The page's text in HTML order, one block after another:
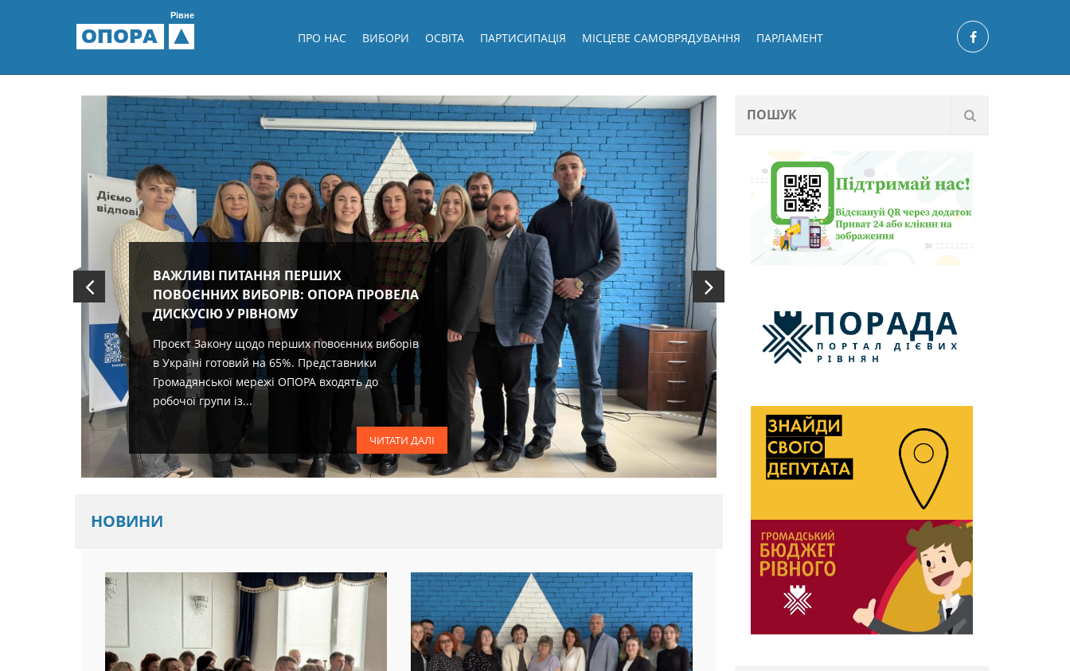
ОПОРА
Рівне
ПРО НАС ВИБОРИ ОСВІТА ПАРТИСИПАЦІЯ МІСЦЕВЕ САМОВРЯДУВАННЯ ПАРЛАМЕНТ
ВАЖЛИВІ ПИТАННЯ ПЕРШИХ
ПОВОЄННИХ ВИБОРІВ: ОПОРА ПРОВЕЛА
ДИСКУСІЮ У РІВНОМУ
Проєкт Закону щодо перших повоєнних виборів
в Україні готовий на 65%. Представники
Громадянської мережі ОПОРА входять до
робочої групи із...
ЧИТАТИ ДАЛІ
ЗНАННЯ, РЕСУРСИ ТА ЛЮДИ: ЩО ЩЕ
ФОРУМУ ОПОРИ У РІВНОМУ
У останній день зими відбувся обласний форум
міжсекторальної взаємодії «Євроінтеграція у
НОВИНИ